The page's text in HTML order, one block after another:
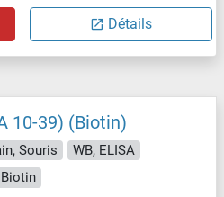
Détails
10-39) (Biotin)
Souris
WB, ELISA
Biotin